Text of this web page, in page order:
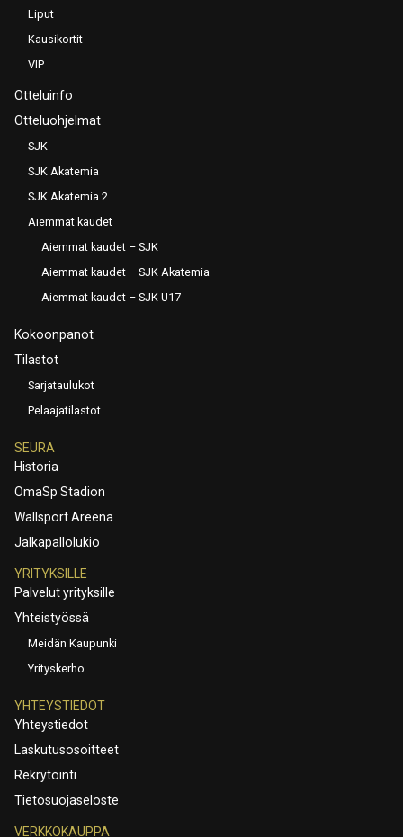
Liput
Kausikortit
VIP
Otteluinfo
Otteluohjelmat
SJK
SJK Akatemia
SJK Akatemia 2
Aiemmat kaudet
Aiemmat kaudet – SJK
Aiemmat kaudet – SJK Akatemia
Aiemmat kaudet – SJK U17
Kokoonpanot
Tilastot
Sarjataulukot
Pelaajatilastot
SEURA
Historia
OmaSp Stadion
Wallsport Areena
Jalkapallolukio
YRITYKSILLE
Palvelut yrityksille
Yhteistyössä
Meidän Kaupunki
Yrityskerho
YHTEYSTIEDOT
Yhteystiedot
Laskutusosoitteet
Rekrytointi
Tietosuojaseloste
VERKKOKAUPPA